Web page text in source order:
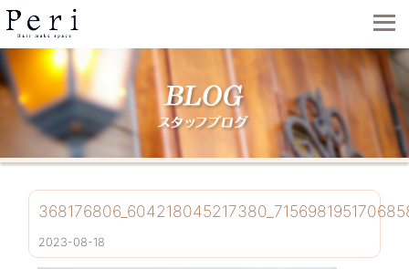
2023-08-18